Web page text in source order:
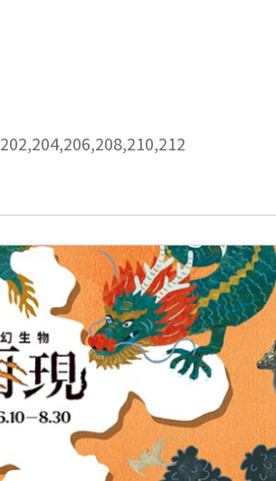
202,204,206,208,210,212